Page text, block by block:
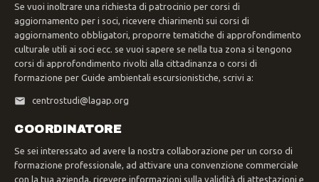
Se vuoi inoltrare una richiesta di patrocinio per corsi di
aggiornamento per i soci, ricevere chiarimenti sui corsi di
aggiornamento obbligatori, proporre tematiche di approfondimento
culturale utili ai soci ecc. se vuoi sapere se nella tua zona si tengono
corsi di approfondimento rivolti alla cittadinanza o corsi di
formazione per Guide ambientali escursionistiche, scrivi a:
centrostudi@lagap.org
COORDINATORE
Se sei interessato ad avere la nostra collaborazione per un corso di
formazione professionale, ad attivare una convenzione commerciale
con la tua azienda, ricevere informazioni sulla validità di attestazioni e